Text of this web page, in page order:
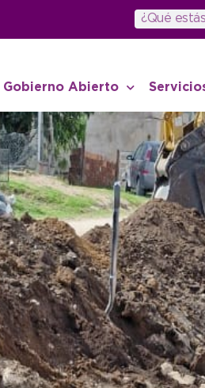
Gobierno Abierto